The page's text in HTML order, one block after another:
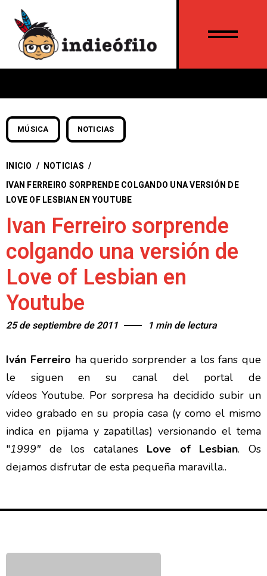
MÚSICA NOTICIAS
INICIO / NOTICIAS /
IVAN FERREIRO SORPRENDE COLGANDO UNA VERSIÓN DE
LOVE OF LESBIAN EN YOUTUBE
Ivan Ferreiro sorprende
colgando una versión de
Love of Lesbian en
Youtube
25 de septiembre de 2011 1 min de lectura
Iván Ferreiro ha querido sorprender a los fans que
le siguen en su canal del portal de
vídeos Youtube. Por sorpresa ha decidido subir un
video grabado en su propia casa (y como el mismo
indica en pijama y zapatillas) versionando el tema
"1999" de los catalanes Love of Lesbian. Os
dejamos disfrutar de esta pequeña maravilla..